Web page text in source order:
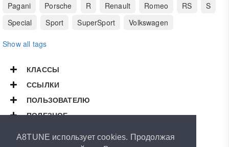
A8TUNE использует cookies. Продолжая
Pagani
Porsche R Renault Romeo RS
S
Special
Sport SuperSport Volkswagen
Show all tags
КЛАССЫ
ССЫЛКИ
ПОЛЬЗОВАТЕЛЮ
ПОЛЕЗНОЕ
Copyright © 2026A8TUNE